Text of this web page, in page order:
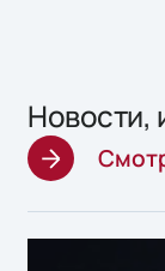
Новости,